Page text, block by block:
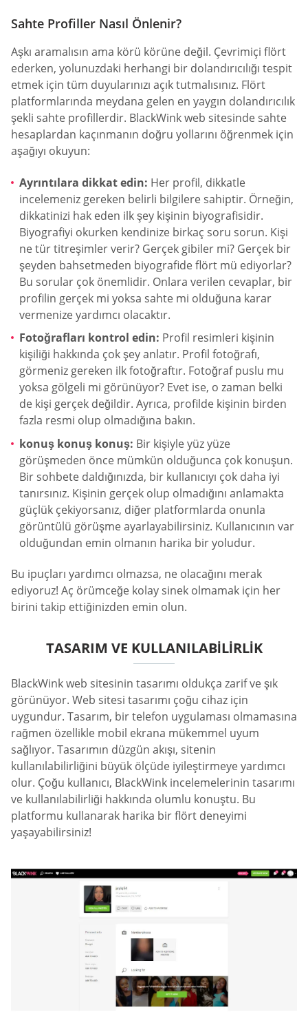
Sahte Profiller Nasıl Önlenir?
Aşkı aramalısın ama körü körüne değil. Çevrimiçi flört
ederken, yolunuzdaki herhangi bir dolandırıcılığı tespit
etmek için tüm duyularınızı açık tutmalısınız. Flört
platformlarında meydana gelen en yaygın dolandırıcılık
şekli sahte profillerdir. BlackWink web sitesinde sahte
hesaplardan kaçınmanın doğru yollarını öğrenmek için
aşağıyı okuyun:
Ayrıntılara dikkat edin: Her profil, dikkatle
incelemeniz gereken belirli bilgilere sahiptir. Örneğin,
dikkatinizi hak eden ilk şey kişinin biyografisidir.
Biyografiyi okurken kendinize birkaç soru sorun. Kişi
ne tür titreşimler verir? Gerçek gibiler mi? Gerçek bir
şeyden bahsetmeden biyografide flört mü ediyorlar?
Bu sorular çok önemlidir. Onlara verilen cevaplar, bir
profilin gerçek mi yoksa sahte mi olduğuna karar
vermenize yardımcı olacaktır.
Fotoğrafları kontrol edin: Profil resimleri kişinin
kişiliği hakkında çok şey anlatır. Profil fotoğrafı,
görmeniz gereken ilk fotoğraftır. Fotoğraf puslu mu
yoksa gölgeli mi görünüyor? Evet ise, o zaman belki
de kişi gerçek değildir. Ayrıca, profilde kişinin birden
fazla resmi olup olmadığına bakın.
konuş konuş konuş: Bir kişiyle yüz yüze
görüşmeden önce mümkün olduğunca çok konuşun.
Bir sohbete daldığınızda, bir kullanıcıyı çok daha iyi
tanırsınız. Kişinin gerçek olup olmadığını anlamakta
güçlük çekiyorsanız, diğer platformlarda onunla
görüntülü görüşme ayarlayabilirsiniz. Kullanıcının var
olduğundan emin olmanın harika bir yoludur.
Bu ipuçları yardımcı olmazsa, ne olacağını merak
ediyoruz! Aç örümceğe kolay sinek olmamak için her
birini takip ettiğinizden emin olun.
TASARIM VE KULLANILABILIRLIK
BlackWink web sitesinin tasarımı oldukça zarif ve şık
görünüyor. Web sitesi tasarımı çoğu cihaz için
uygundur. Tasarım, bir telefon uygulaması olmamasına
rağmen özellikle mobil ekrana mükemmel uyum
sağlıyor. Tasarımın düzgün akışı, sitenin
kullanılabilirliğini büyük ölçüde iyileştirmeye yardımcı
olur. Çoğu kullanıcı, BlackWink incelemelerinin tasarımı
ve kullanılabilirliği hakkında olumlu konuştu. Bu
platformu kullanarak harika bir flört deneyimi
yaşayabilirsiniz!